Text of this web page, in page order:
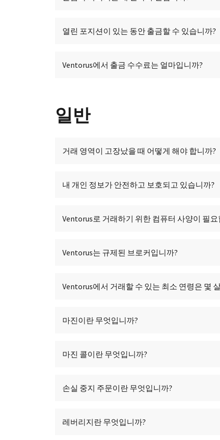
열린 포지션이 있는 동안 출금할 수 있습니까?
Ventorus에서 출금 수수료는 얼마입니까?
일반
거래 영역이 고장났을 때 어떻게 해야 합니까?
내 개인 정보가 안전하고 보호되고 있습니까?
Ventorus로 거래하기 위한 컴퓨터 사양이 필요
Ventorus는 규제된 브로커입니까?
Ventorus에서 거래할 수 있는 최소 연령은 몇
마진이란 무엇입니까?
마진 콜이란 무엇입니까?
손실 중지 주문이란 무엇입니까?
레버리지란 무엇입니까?